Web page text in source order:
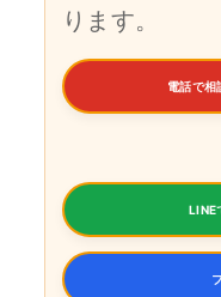
ります。
電話で
LINE